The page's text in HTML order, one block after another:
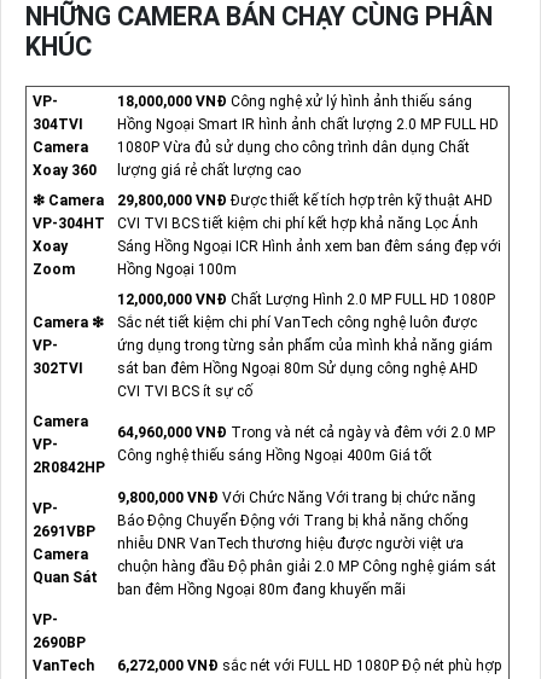
NHỮNG CAMERA BÁN CHẠY CÙNG PHÂN
KHÚC
VP-
304TVI
Camera
Xoay 360
18,000,000 VNĐ Công nghệ xử lý hình ảnh thiếu sáng
Hồng Ngoại Smart IR hình ảnh chất lượng 2.0 MP FULL HD
1080P Vừa đủ sử dụng cho công trình dân dụng Chất
lượng giá rẻ chất lượng cao
❇ Camera
VP-304HT
Xoay
Zoom
29,800,000 VNĐ Được thiết kế tích hợp trên kỹ thuật AHD
CVI TVI BCS tiết kiệm chi phí kết hợp khả năng Lọc Ánh
Sáng Hồng Ngoại ICR Hình ảnh xem ban đêm sáng đẹp với
Hồng Ngoại 100m
Camera ❇
VP-
302TVI
12,000,000 VNĐ Chất Lượng Hình 2.0 MP FULL HD 1080P
Sắc nét tiết kiệm chi phí VanTech công nghệ luôn được
ứng dụng trong từng sản phẩm của mình khả năng giám
sát ban đêm Hồng Ngoại 80m Sử dụng công nghệ AHD
CVI TVI BCS ít sự cố
Camera
VP-
2R0842HP
64,960,000 VNĐ Trong và nét cả ngày và đêm với 2.0 MP
Công nghệ thiếu sáng Hồng Ngoại 400m Giá tốt
VP-
2691VBP
Camera
Quan Sát
9,800,000 VNĐ Với Chức Năng Với trang bị chức năng
Báo Động Chuyển Động với Trang bị khả năng chống
nhiễu DNR VanTech thương hiệu được người việt ưa
chuộn hàng đầu Độ phân giải 2.0 MP Công nghệ giám sát
ban đêm Hồng Ngoại 80m đang khuyến mãi
VP-
2690BP
VanTech
6,272,000 VNĐ sắc nét với FULL HD 1080P Độ nét phù hợp